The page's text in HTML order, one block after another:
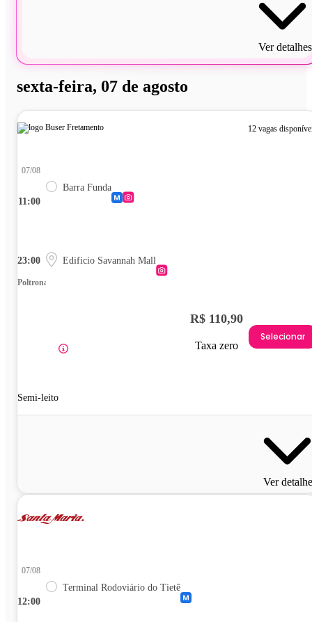
Ver detalhes
sexta-feira, 07 de agosto
12 vagas
11:00
07/08
Barra Funda
23:00 Edificio Savannah Mall
Poltrona
Semi-leito
R$ 110,90
Taxa zero
Selecionar
Ver
12:00
07/08
Terminal Rodoviário do Tietê